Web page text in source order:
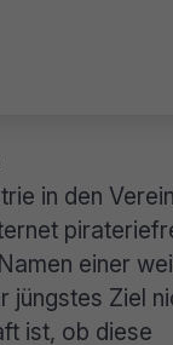
in den
einer
jüngstes Ziel
ist, ob diese